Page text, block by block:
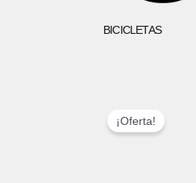
BICICLETAS
¡Oferta!